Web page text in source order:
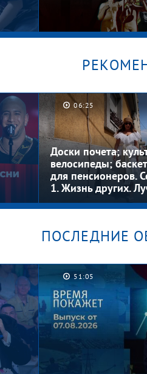
Котлеты на
Женское
06:25
Доски почета;
велосипеды;
для пенсионеров.
1. Жизнь других.
моменты
ПОСЛЕДНИЕ
51:05